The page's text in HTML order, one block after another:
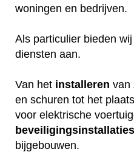
woningen en bedrijven.
Als particulier bieden
diensten aan.
Van het installeren van
en schuren tot het
voor elektrische
beveiligingsinstallaties
bijgebouwen.